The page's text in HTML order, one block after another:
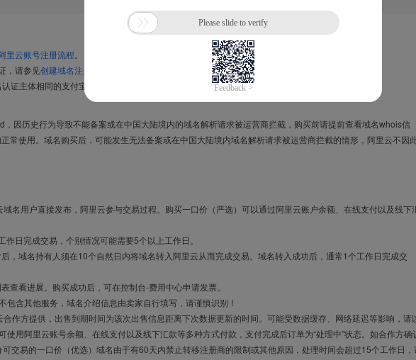
里云账号注册流程
，请参见创建域名注册信息模板
证主体相同的支付宝，进入
完成绑定。
因历史行为导致不能备案或在中国大陆境内的域名解析请求被运营商拦截，购买前请提前查看域名whois信
常使用。域名购买后，可能发生无法备案或在中国大陆境内域名解析请求被运营商拦截的情形，阿里云不因
名用户直接发布，阿里云参与交易过程。购买一口价（严选）可以通过阿里云账户余额、在线支付以及线下
日完成交易，个别情况可能需要5个以上工作日。
，域名持有人须在10个自然日内将域名转入阿里云从而完成交易。域名转入成功后，通常1个工作日完成交
查看进展。购买成功后，可在控制台-费用中心申请发票。
包含其他服务，域名介绍信息由卖家自行填写，请谨慎识别！
作方提供，出售到期时间为该次出售信息距离下次数据更新的时间。可能受数据缓存、网络延迟等影响，请
使用阿里云账号余额、在线支付以及线下汇款等多种方式付款，支付完成后订单为“处理中”状态。如合作方确
交易的一口价（优选）域名由于有60天内禁止转移注册商的限制或其他原因，处理时间会超过15个工作日，